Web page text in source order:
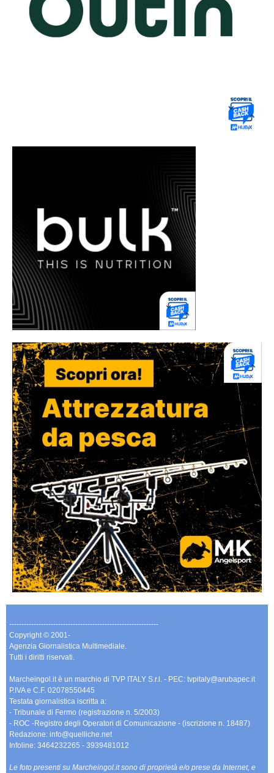
-------------------------------------------------------------
Copyright © 2001-
Agenzia Giornalistica Multimediale.
Tutti i diritti riservati.
Marcheingol.it è un marchio di TVP ITALY S.r.l. - PEC: tvpitaly@arubapec.it
P.IVA e C.F. 02078550445
Testata giornalistica iscritta a:
- Tribunale di Fermo (registrazione n. 5/2003)
- ROC -Registro degli Operatori di Comunicazione - (iscrizione n. 18487)
Redazione: info@quelliche.net
Infoline: 3464232265 - 3939481012
Le foto presenti su Marcheingol.it sono di proprietà e/o prese da Internet, e